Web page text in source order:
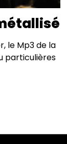
le Mp3 de la
particulières